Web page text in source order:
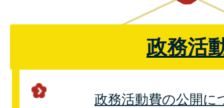
政務活
政務活動費の公開に